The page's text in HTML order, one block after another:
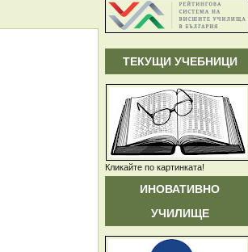
ТЕКУЩИ УЧЕБНИЦИ
Кликайте по картинката!
ИНОВАТИВНО
УЧИЛИЩЕ